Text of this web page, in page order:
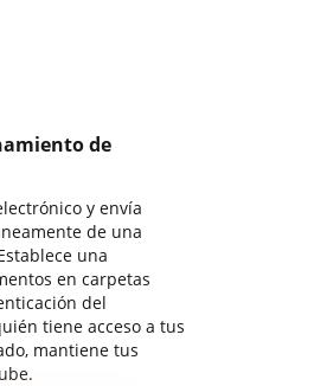
de
y envía
de una
una
en carpetas
del
tiene acceso a tus
mantiene tus